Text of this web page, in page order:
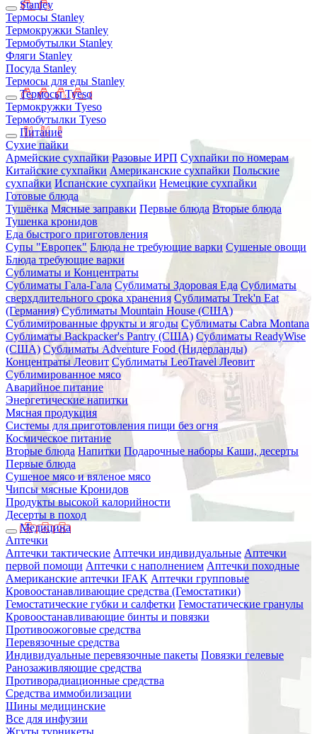
Stanley
Термосы Stanley
Термокружки Stanley
Термобутылки Stanley
Фляги Stanley
Посуда Stanley
Термосы для еды Stanley
Термосы Tyeso
Термокружки Tyeso
Термобутылки Tyeso
Питание
Сухие пайки
Армейские сухпайки Разовые ИРП Сухпайки по номерам
Китайские сухпайки Американские сухпайки Польские
сухпайки Испанские сухпайки Немецкие сухпайки
Готовые блюда
Тушёнка Мясные заправки Первые блюда Вторые блюда
Тушенка кронидов
Еда быстрого приготовления
Супы "Европек" Блюда не требующие варки Сушеные овощи
Блюда требующие варки
Сублиматы и Концентраты
Сублиматы Гала-Гала Сублиматы Здоровая Еда Сублиматы
сверхдлительного срока хранения Сублиматы Trek'n Eat
(Германия) Сублиматы Mountain House (США)
Сублимированные фрукты и ягоды Сублиматы Cabra Montana
Сублиматы Backpacker's Pantry (США) Сублиматы ReadyWise
(США) Сублиматы Adventure Food (Нидерланды)
Концентраты Леовит Сублиматы LeoTravel Леовит
Сублимированное мясо
Аварийное питание
Энергетические напитки
Мясная продукция
Системы для приготовления пищи без огня
Космическое питание
Вторые блюда Напитки Подарочные наборы Каши, десерты
Первые блюда
Сушеное мясо и вяленое мясо
Чипсы мясные Кронидов
Продукты высокой калорийности
Десерты в поход
Медицина
Аптечки
Аптечки тактические Аптечки индивидуальные Аптечки
первой помощи Аптечки с наполнением Аптечки походные
Американские аптечки IFAK Аптечки групповые
Кровоостанавливающие средства (Гемостатики)
Гемостатические губки и салфетки Гемостатические гранулы
Кровоостанавливающие бинты и повязки
Противоожоговые средства
Перевязочные средства
Индивидуальные перевязочные пакеты Повязки гелевые
Ранозаживляющие средства
Противорадиационные средства
Средства иммобилизации
Шины медицинские
Все для инфузии